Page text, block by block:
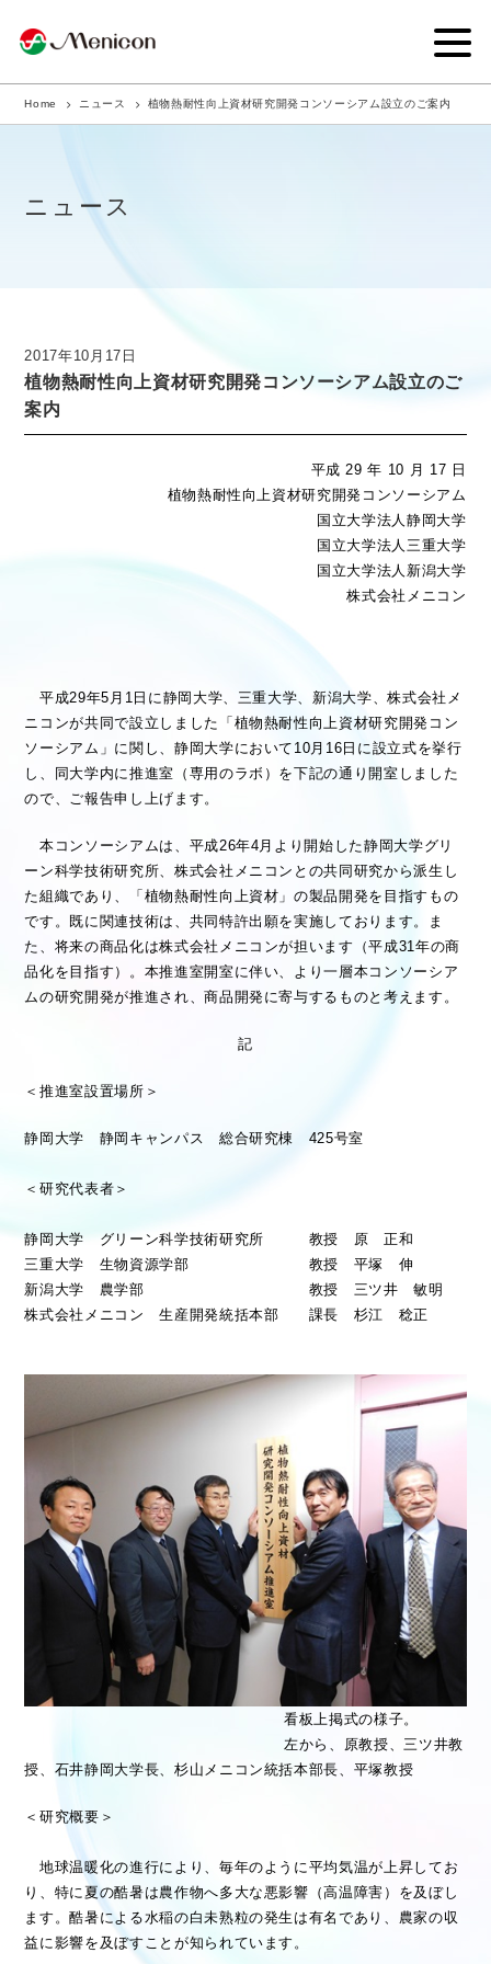
企業情報
商品サイト
ニュース
採用情報
GLOBAL
Home ニュース 植物熱耐性向上資材研究開発コンソーシアム設立のご案内
ニュース
2017年10月17日
植物熱耐性向上資材研究開発コンソーシアム設立のご
案内
平成 29年 10 月 17 日
植物熱耐性向上資材研究開発コンソーシアム
国 立大学法人静岡大学
国立大学法人三重大学
国立大学法人新潟大学
株式会社メニコン
平成29年5 月 1 日に静岡大学、三重大学、新潟大学、株式会社メ
ニコンが共同で設立しました「植物熱耐性向上資材研究開発コン
ソーシアム」に関し、静岡大学において 10月 16 日に設立式を挙行
し、同大学内に推進室（専用のラボ）を下記の通り開室しました
ので、ご報告申し上げます。
本コンソーシアムは、平成26年4月より開始した静岡大学グリ
ーン科学技術研究所、株式会社メニコンとの共同研究から派生し
た組織であり、「植物熱耐性向上資材」の製品開発を目指すもの
です。既に関連技術は、共同特許出願を実施しております。ま
た、将来の商品化は株式会社メニコンが担います（平成31年の商
品化を目指す）。本推進室開室に伴い、より一層本コンソーシア
ムの研究開発が推進され、商品開発に寄与するものと考えます。
記
＜推進室設置場所＞
静岡大学 静岡キャンパス 総合研究棟 425号室
＜研究代表者＞
静岡大学 グリーン科学技術研究所 教授 原 正和
三重大学 生物資源学部 教授 平塚 伸
新潟大学 農学部 教授 三ツ井 敏明
株式会社メニコン 生産開発統括本部 課長 杉江 稔正
看板上掲式の様子。
左から、原教授、三ツ井教
授、石井静岡大学長、杉山メニコン統括本部長、平塚教授
＜研究概要＞
地球温暖化の進行により、毎年のように平均気温が上昇してお
り、特に夏の酷暑は農作物へ多大な悪影響（高温障害）を及ぼし
ます。酷暑による水稲の白未熟粒の発生は有名であり、農家の収
益に影響を及ぼすことが知られています。